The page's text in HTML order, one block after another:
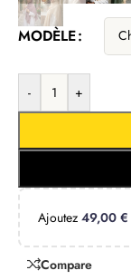
MODÈLE
- +
Ajoutez 49,00 €
Compare